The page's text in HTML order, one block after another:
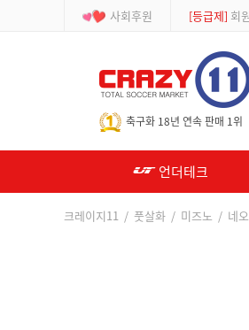
사회후원 [등급제] 회
축구화 18년 연속 판매 1위
언더테크
크레이지11 / 풋살화 / 미즈노 / 네오